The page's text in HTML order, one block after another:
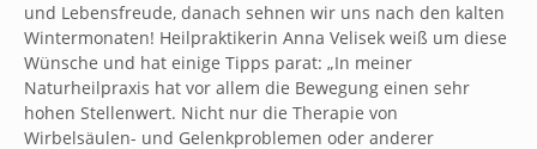
und Lebensfreude, danach sehnen wir uns nach den kalten
Wintermonaten! Heilpraktikerin Anna Velisek weiß um diese
Wünsche und hat einige Tipps parat: „In meiner
Naturheilpraxis hat vor allem die Bewegung einen sehr
hohen Stellenwert. Nicht nur die Therapie von
Wirbelsäulen- und Gelenkproblemen oder anderer